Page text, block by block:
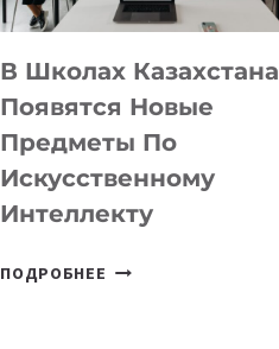
МЕЖДУНАРОДНУЮ
ДЛЯ
ТЕХНОЛОГИЧЕСКИХ
СТАРТАПОВ
В Школах Казахстана
Появятся Новые
Предметы По
Искусственному
Интеллекту
ПОДРОБНЕЕ